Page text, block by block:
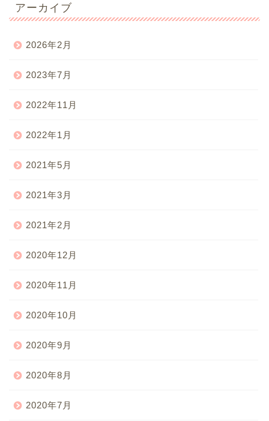
アーカイブ
2026年2月
2023年7月
2022年11月
2022年1月
2021年5月
2021年3月
2021年2月
2020年12月
2020年11月
2020年10月
2020年9月
2020年8月
2020年7月